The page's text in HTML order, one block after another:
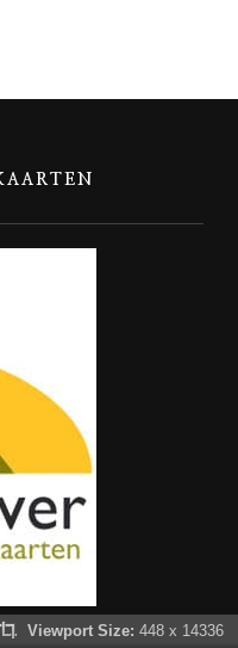
Viewport Size: 448 x 14336